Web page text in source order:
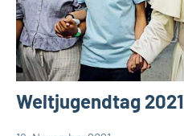
Weltjugendtag 2021